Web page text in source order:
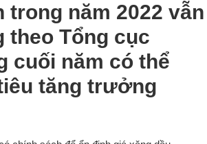
trong năm 2022 vẫn
theo Tổng cục
cuối năm có thể
tăng trưởng